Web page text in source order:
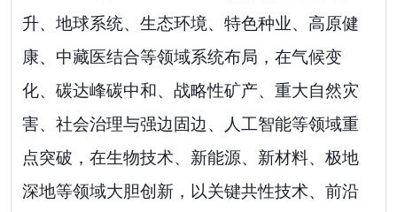
升、地球系统、生态环境、特色种业、高原健
康、中藏医结合等领域系统布局，在气候变
化、碳达峰碳中和、战略性矿产、重大自然灾
害、社会治理与强边固边、人工智能等领域重
点突破，在生物技术、新能源、新材料、极地
深地等领域大胆创新， 以关键共性技术、前沿